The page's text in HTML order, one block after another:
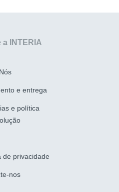
a INTERIA
e entrega
e política
de privacidade
nos